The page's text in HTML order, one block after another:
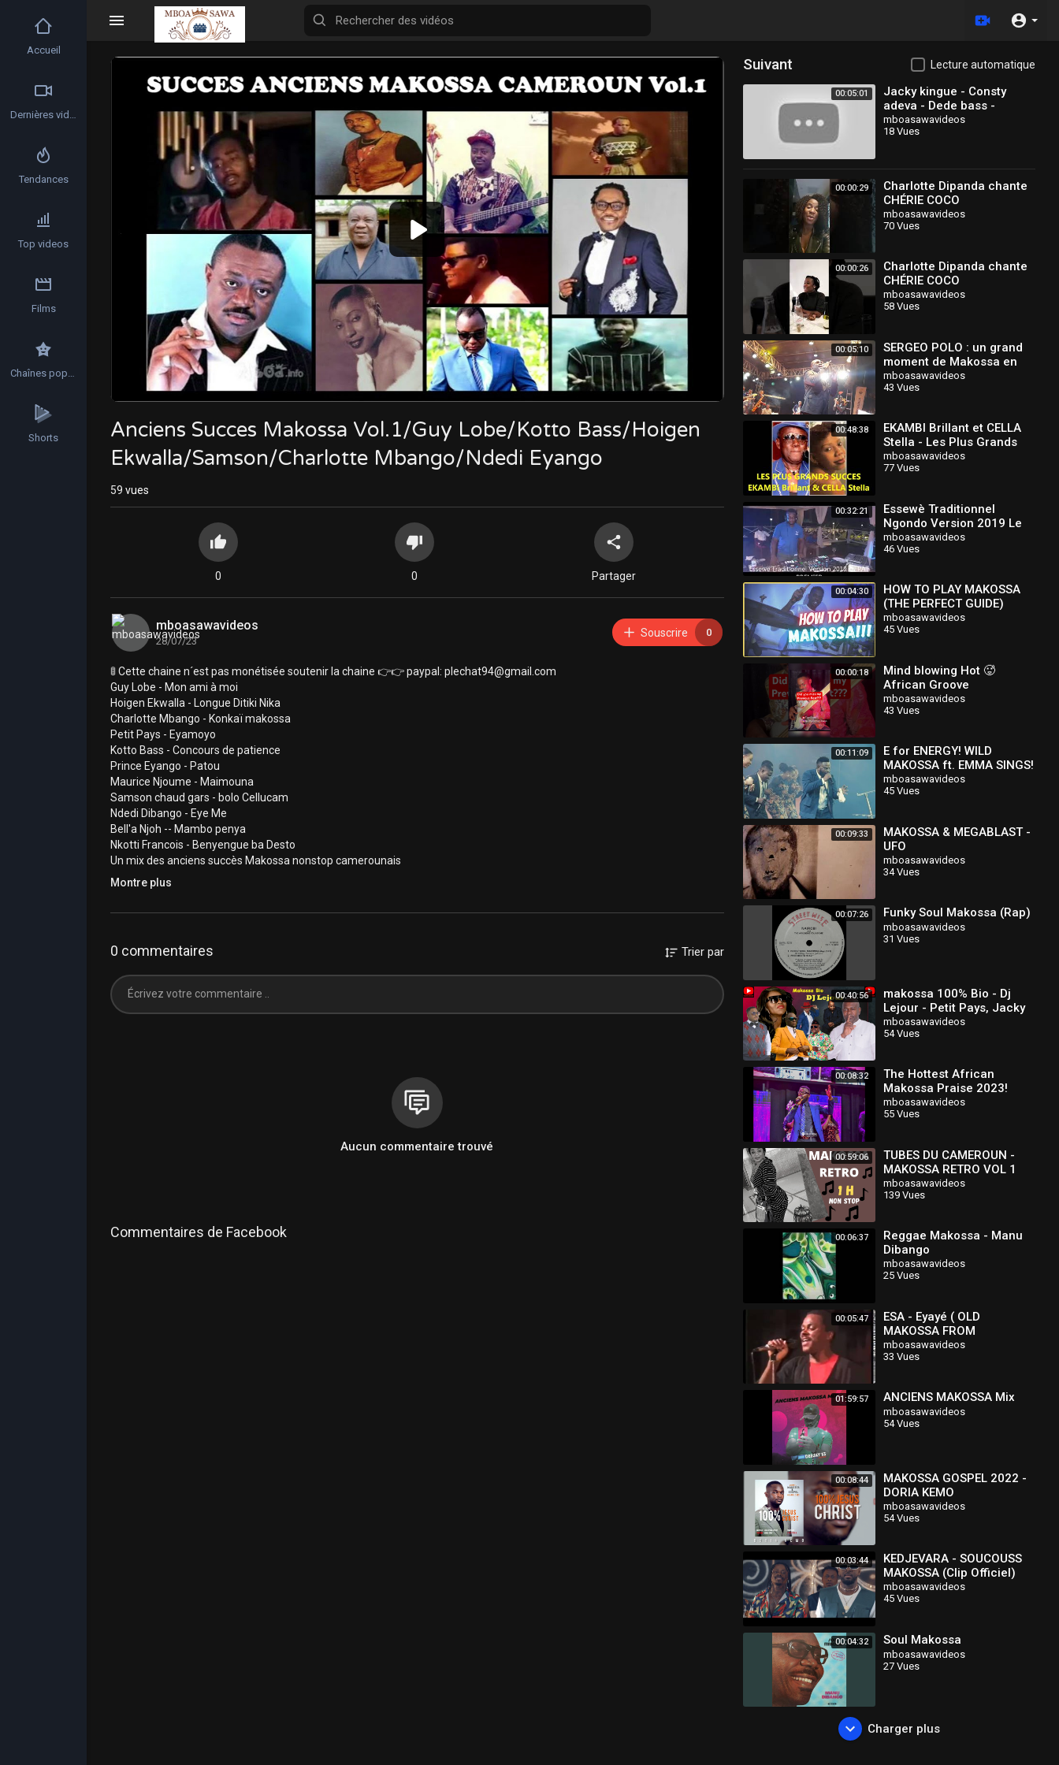
Video
Anciens Succes Makossa Vol.1/Guy Lobe/Kotto Bass/Hoigen
Ekwalla/Samson/Charlotte Mbango/Ndedi Eyango
59 vues
0 0 Partager
mboasawavideos
28/07/23
Souscrire 0
🚦 Cette chaine n´est pas monétisée soutenir la chaine 👉👉 paypal: plechat94@gmail.com
Guy Lobe - Mon ami à moi
Hoigen Ekwalla - Longue Ditiki Nika
Charlotte Mbango - Konkaï makossa
Petit Pays - Eyamoyo
Kotto Bass - Concours de patience
Prince Eyango - Patou
Maurice Njoume - Maimouna
Samson chaud gars - bolo Cellucam
Ndedi Dibango - Eye Me
Bell'a Njoh -- Mambo penya
Nkotti Francois - Benyengue ba Desto
Un mix des anciens succès Makossa nonstop camerounais
#anciensmakossacameroun #oldmakossacameroon #soulmakossa #makossa2022 #musiquecamerounaise
Montre plus
0 commentaires Trier par
Aucun commentaire trouvé
Commentaires de Facebook
Suivant Lecture automatique
00:05:01
Jacky kingue - Consty
adeva - Dede bass -
reviens
mboasawavideos
18 Vues
00:00:29
Charlotte Dipanda chante
CHÉRIE COCO
mboasawavideos
70 Vues
00:00:26
Charlotte Dipanda chante
CHÉRIE COCO
mboasawavideos
58 Vues
00:05:10
SERGEO POLO : un grand
moment de Makossa en
hommage à Ekambi
Brillant
mboasawavideos
43 Vues
00:48:38
EKAMBI Brillant et CELLA
Stella - Les Plus Grands
Succès. Leo.Mix
production
mboasawavideos
77 Vues
00:32:21
Essewè Traditionnel
Ngondo Version 2019 Le
Pro Du Makossa Dj Pat
Premier
mboasawavideos
46 Vues
00:04:30
HOW TO PLAY MAKOSSA
(THE PERFECT GUIDE)
mboasawavideos
45 Vues
00:00:18
Mind blowing Hot 🥵
African Groove
#africanpraise #makossa
#soukous
mboasawavideos
43 Vues
00:11:09
E for ENERGY! WILD
MAKOSSA ft. EMMA SINGS!
Must Watch!! Koko Bass /
Band Cam
mboasawavideos
45 Vues
00:09:33
MAKOSSA & MEGABLAST -
UFO
mboasawavideos
34 Vues
00:07:26 Funky Soul Makossa (Rap)
mboasawavideos
31 Vues
00:40:56
makossa 100% Bio - Dj
Lejour - Petit Pays, Jacky
Kingue, Dora Decca,
Longue Longue, Sergeo
mboasawavideos
54 Vues
00:08:32
The Hottest African
Makossa Praise 2023!
mboasawavideos
55 Vues
00:59:06
TUBES DU CAMEROUN -
MAKOSSA RETRO VOL 1
mboasawavideos
139 Vues
00:06:37
Reggae Makossa - Manu
Dibango
mboasawavideos
25 Vues
00:05:47
ESA - Eyayé ( OLD
MAKOSSA FROM
CAMROON By
DJBOCANDE)
mboasawavideos
33 Vues
01:59:57 ANCIENS MAKOSSA Mix
mboasawavideos
54 Vues
00:08:44
MAKOSSA GOSPEL 2022 -
DORIA KEMO
mboasawavideos
54 Vues
00:03:44
KEDJEVARA - SOUCOUSS
MAKOSSA (Clip Officiel)
mboasawavideos
45 Vues
00:04:32 Soul Makossa
mboasawavideos
27 Vues
Charger plus
Accueil
Dernières vidéos
Tendances
Top videos
Films
Chaînes populaires
Shorts